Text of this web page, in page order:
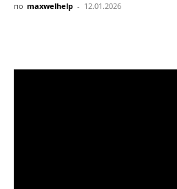
по maxwelhelp - 12.01.2026